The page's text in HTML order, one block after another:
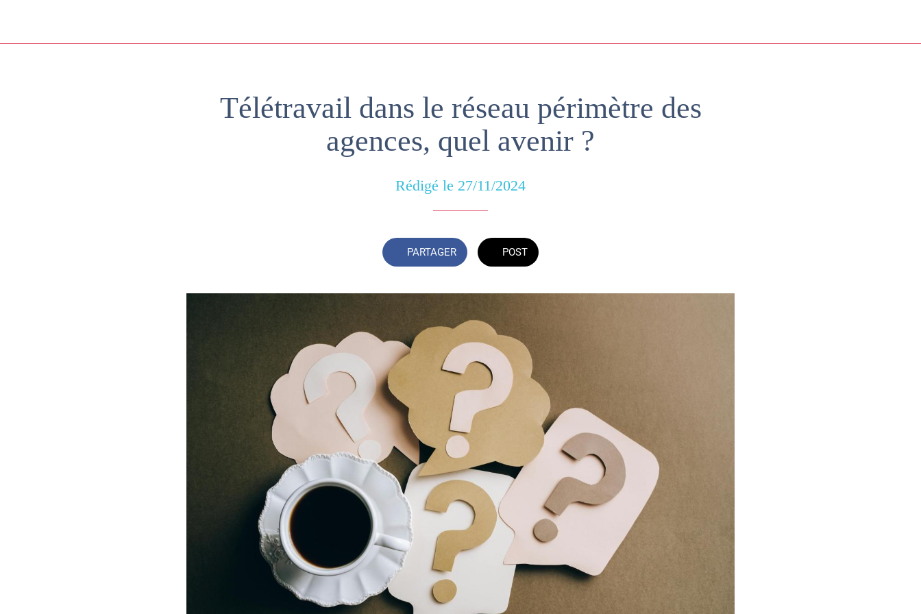
Télétravail dans le réseau périmètre des
agences, quel avenir ?
Rédigé le 27/11/2024
PARTAGER POST